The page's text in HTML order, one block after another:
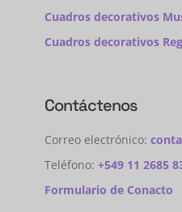
Cuadros decorativos
Cuadros decorativos
Contáctenos
Correo electrónico:
Teléfono: +549 11 2685
Formulario de Conacto